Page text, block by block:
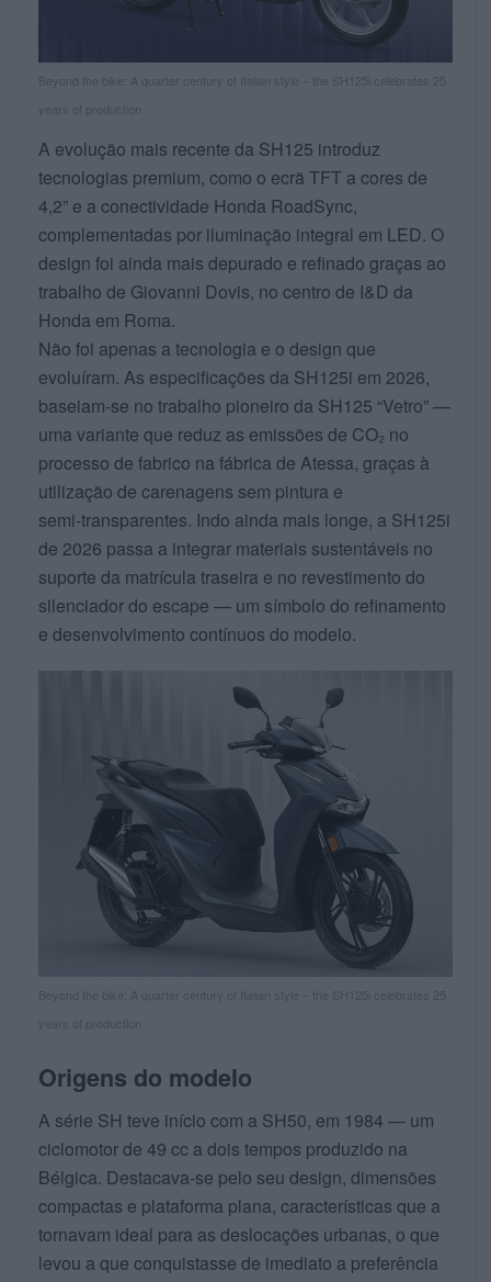
Beyond the bike: A quarter century of Italian style – the SH125i celebrates 25
years of production
A evolução mais recente da SH125 introduz
tecnologias premium, como o ecrã TFT a cores de
4,2” e a conectividade Honda RoadSync,
complementadas por iluminação integral em LED. O
design foi ainda mais depurado e refinado graças ao
trabalho de Giovanni Dovis, no centro de I&D da
Honda em Roma.
Não foi apenas a tecnologia e o design que
evoluíram. As especificações da SH125i em 2026,
baseiam‑se no trabalho pioneiro da SH125 “Vetro” —
uma variante que reduz as emissões de CO₂ no
processo de fabrico na fábrica de Atessa, graças à
utilização de carenagens sem pintura e
semi‑transparentes. Indo ainda mais longe, a SH125i
de 2026 passa a integrar materiais sustentáveis no
suporte da matrícula traseira e no revestimento do
silenciador do escape — um símbolo do refinamento
e desenvolvimento contínuos do modelo.
Beyond the bike: A quarter century of Italian style – the SH125i celebrates 25
years of production
Origens do modelo
A série SH teve início com a SH50, em 1984 — um
ciclomotor de 49 cc a dois tempos produzido na
Bélgica. Destacava‑se pelo seu design, dimensões
compactas e plataforma plana, características que a
tornavam ideal para as deslocações urbanas, o que
levou a que conquistasse de imediato a preferência